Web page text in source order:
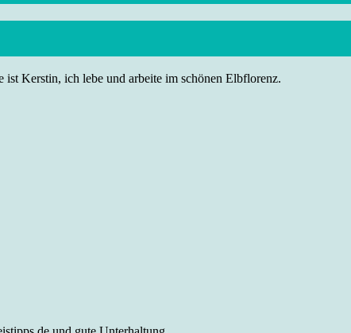
Kerstin, ich lebe und arbeite im schönen Elbflorenz.